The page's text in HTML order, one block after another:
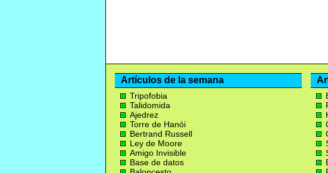
Artículos de la semana
Tripofobia
Talidomida
Ajedrez
Torre de Hanói
Bertrand Russell
Ley de Moore
Amigo Invisible
Base de datos